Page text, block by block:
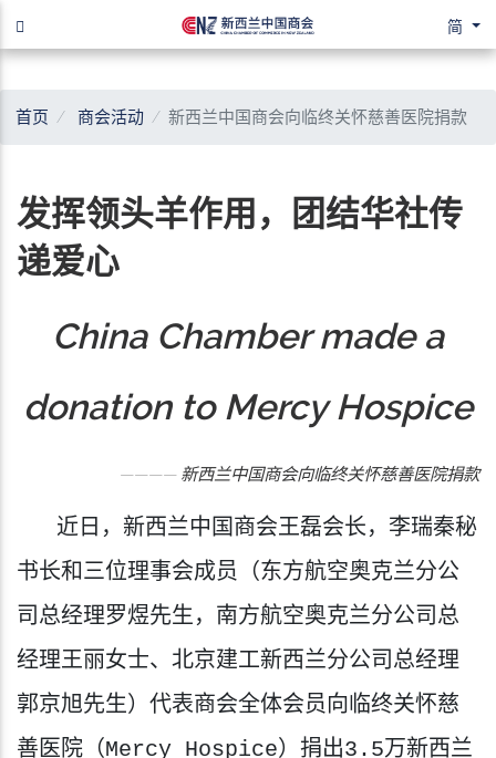
简
首页 商会活动 新西兰中国商会向临终关怀慈善医院捐款
发挥领头羊作用，团结华社传
递爱心
China Chamber made a
donation to Mercy Hospice
———— 新西兰中国商会向临终关怀慈善医院捐款
近日，新西兰中国商会王磊会长，李瑞秦秘
书长和三位理事会成员（东方航空奥克兰分公
司总经理罗煜先生，南方航空奥克兰分公司总
经理王丽女士、北京建工新西兰分公司总经理
郭京旭先生）代表商会全体会员向临终关怀慈
善医院（Mercy Hospice）捐出3.5万新西兰